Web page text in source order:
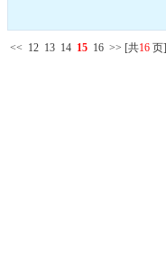
<< 12 13 14 15 16 >> [共16